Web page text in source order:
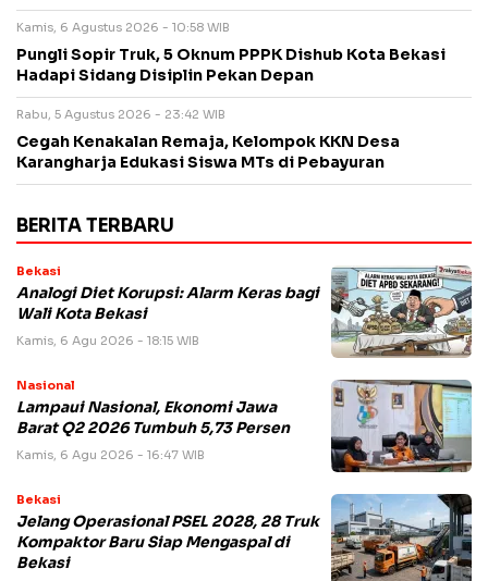
Kamis, 6 Agustus 2026 - 10:58 WIB
Pungli Sopir Truk, 5 Oknum PPPK Dishub Kota Bekasi
Hadapi Sidang Disiplin Pekan Depan
Rabu, 5 Agustus 2026 - 23:42 WIB
Cegah Kenakalan Remaja, Kelompok KKN Desa
Karangharja Edukasi Siswa MTs di Pebayuran
BERITA TERBARU
Bekasi
Analogi Diet Korupsi: Alarm Keras bagi
Wali Kota Bekasi
Kamis, 6 Agu 2026 - 18:15 WIB
Nasional
Lampaui Nasional, Ekonomi Jawa
Barat Q2 2026 Tumbuh 5,73 Persen
Kamis, 6 Agu 2026 - 16:47 WIB
Bekasi
Jelang Operasional PSEL 2028, 28 Truk
Kompaktor Baru Siap Mengaspal di
Bekasi